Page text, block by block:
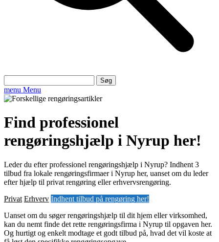
efter:
menu Menu
Find professionel
rengøringshjælp i Nyrup her!
Leder du efter professionel rengøringshjælp i Nyrup? Indhent 3
tilbud fra lokale rengøringsfirmaer i Nyrup her, uanset om du leder
efter hjælp til privat rengøring eller erhvervsrengøring.
Privat Erhverv Indhent tilbud på rengøring her!
Uanset om du søger rengøringshjælp til dit hjem eller virksomhed,
kan du nemt finde det rette rengøringsfirma i Nyrup til opgaven her.
Og hurtigt og enkelt modtage et godt tilbud på, hvad det vil koste at